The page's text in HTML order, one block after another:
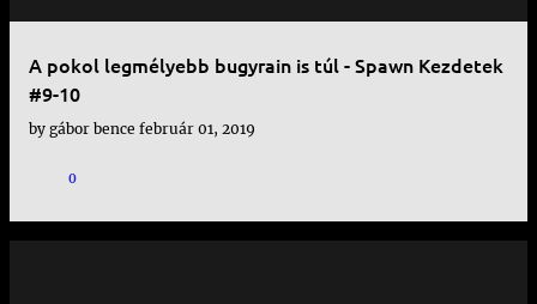
A pokol legmélyebb bugyrain is túl - Spawn Kezdetek
#9-10
by gábor bence február 01, 2019
0